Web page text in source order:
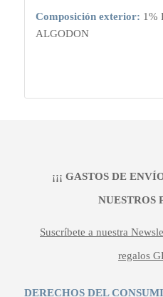
Composición exterior: 1%
ALGODON
¡¡¡ GASTOS DE
NUESTROS
Suscríbete a nuestra
regalos
DERECHOS DEL